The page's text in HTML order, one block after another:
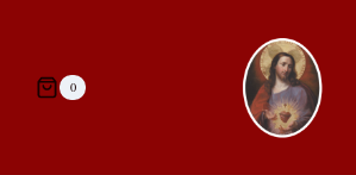
springen0